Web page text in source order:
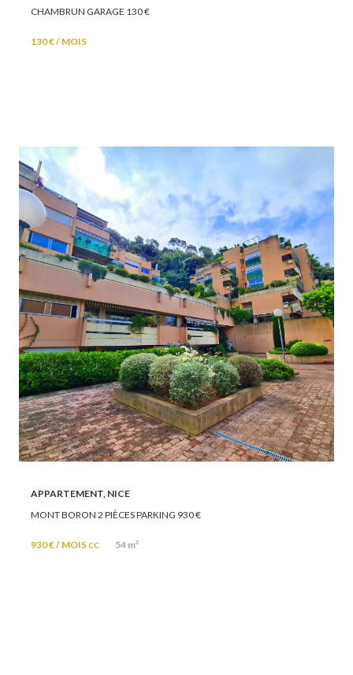
CHAMBRUN GARAGE 130 €
130 € / MOIS
APPARTEMENT, NICE
MONT BORON 2 PIÈCES PARKING 930 €
930 € / MOISCC 54 m²